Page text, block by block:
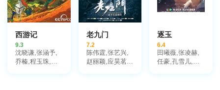
梅,孙语涵,徐晟,
关雪盈,毕涵文,
凌孜,陆玲,程宏,
李宏磊,黄婧,谭
凯,于明加,任东
霖,张衣,黄澜
西游记
9.3
沈晓谦,张涵予,
乔榛,程玉珠,刘
老九门
7.2
陈伟霆,张艺兴,
赵丽颖,应昊茗,
逐玉
6.4
田曦薇,张凌赫,
任豪,孔雪儿,邓